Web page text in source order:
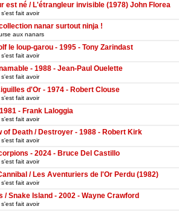
est né / L'étrangleur invisible (1978) John Florea
s'est fait avoir
nanar surtout ninja !
aux nanars
le loup-garou - 1995 - Tony Zarindast
s'est fait avoir
- 1988 - Jean-Paul Ouelette
s'est fait avoir
d'Or - 1974 - Robert Clouse
s'est fait avoir
- Frank Laloggia
s'est fait avoir
of Death / Destroyer - 1988 - Robert Kirk
s'est fait avoir
- 2024 - Bruce Del Castillo
s'est fait avoir
/ Les Aventuriers de l'Or Perdu (1982)
s'est fait avoir
/ Snake Island - 2002 - Wayne Crawford
s'est fait avoir